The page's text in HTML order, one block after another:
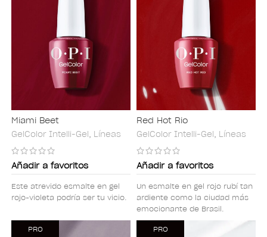
Miami Beet
GelColor Intelli-Gel, Líneas
Añadir a favoritos
Este atrevido esmalte en gel
rojo-violeta podría ser tu vicio.
Red Hot Rio
GelColor Intelli-Gel, Líneas
Añadir a favoritos
Un esmalte en gel rojo rubí tan
ardiente como la ciudad más
emocionante de Brasil.
PRO PRO